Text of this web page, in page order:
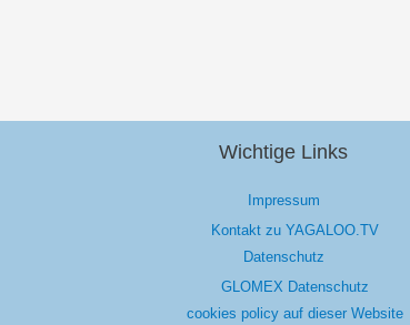
Wichtige Links
Impressum
Kontakt zu YAGALOO.TV
Datenschutz
GLOMEX Datenschutz
cookies policy auf dieser Website